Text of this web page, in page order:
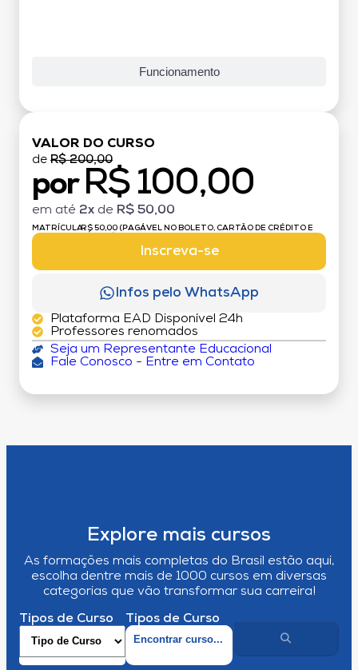
Funcionamento
VALOR DO CURSO
de R$ 200,00
por R$ 100,00
em até 2x de R$ 50,00
MATRÍCULA:R$ 50,00 (PAGÁVEL NO BOLETO, CARTÃO DE CRÉDITO E
Inscreva-se
Infos pelo WhatsApp
Plataforma EAD Disponível 24h
Professores renomados
Seja um Representante Educacional
Fale Conosco - Entre em Contato
Explore mais cursos
As formações mais completas do Brasil estão aqui,
escolha dentre mais de 1000 cursos em diversas
categorias que vão transformar sua carreira!
Tipos de Curso Tipos de Curso